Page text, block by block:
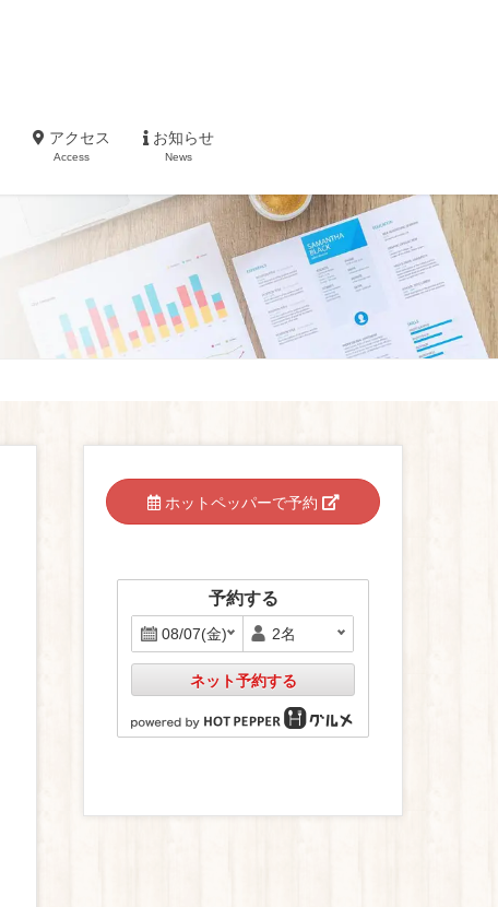
アクセス
Access
お知らせ
News
ホットペッパーで予約
予約する
ネット予約する